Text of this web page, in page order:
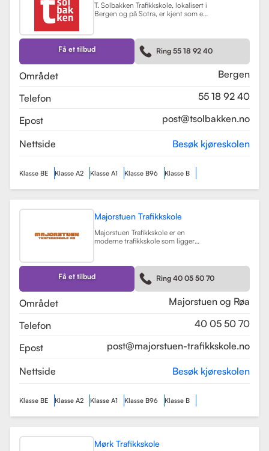
T. Solbakken Trafikkskole, lokalisert i
Bergen og på Sotra, er kjent som en
Skolen tilbyr et bredt spekter av
førerkortklasser, inkludert klasse B
for personbil, klasse A, A1, og A2 for
motorsykler, samt klasse BE og B96
Få et tilbud Ring 55 18 92 40
Området
Bergen
Telefon
55 18 92 40
Epost
post@tsolbakken.no
Nettside Besøk kjøreskolen
Klasse BE Klasse A2 Klasse A1 Klasse B96 Klasse B
Majorstuen Trafikkskole
Majorstuen Trafikkskole er en
moderne trafikkskole som ligger
etablert i 2015 og har raskt blitt
kjent for sin høye kvalitet på
opplæring. Alle instruktørene er
pedagogisk utdannet fra Nord
Universitet og Met Universitet, noe
som sikrer en profesjonell og trygg
Få et tilbud Ring 40 05 50 70
Området
Majorstuen og Røa
Telefon
40 05 50 70
Epost
post@majorstuen-trafikkskole.no
Nettside Besøk kjøreskolen
Klasse BE Klasse A2 Klasse A1 Klasse B96 Klasse B
Mørk Trafikkskole